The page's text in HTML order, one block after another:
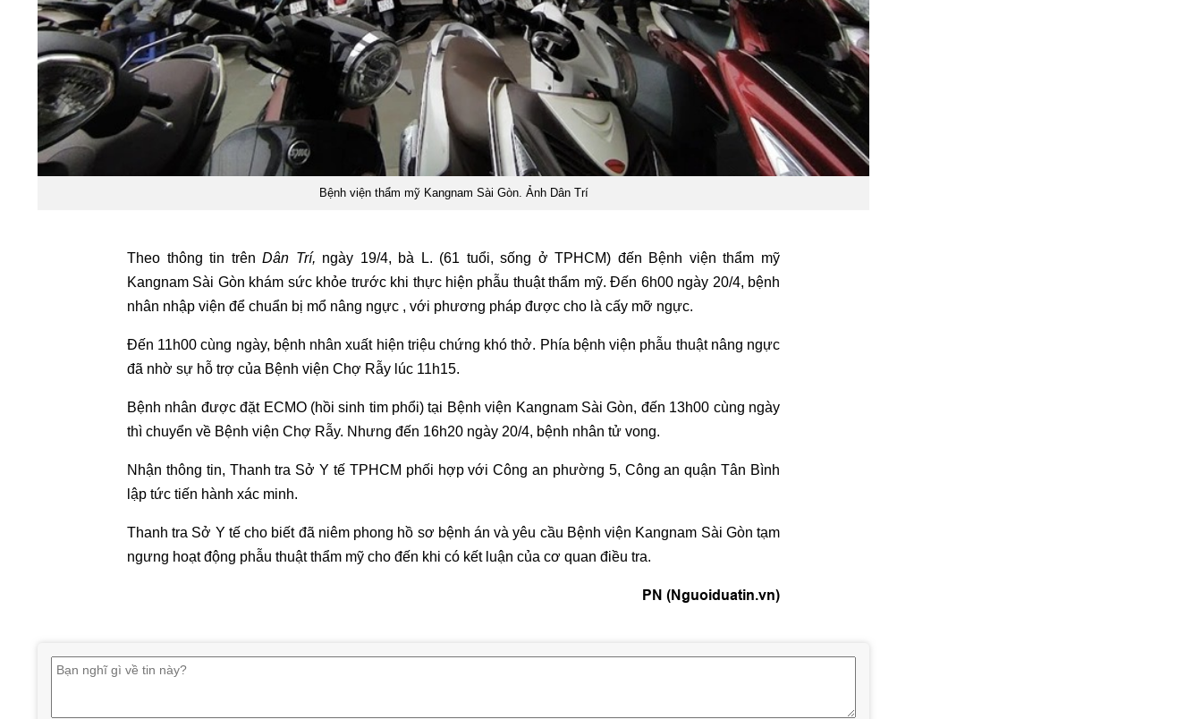
Bệnh viện thẩm mỹ Kangnam Sài Gòn. Ảnh Dân Trí
Theo thông tin trênDân Trí, ngày 19/4, bà L. (61 tuổi, sống ở TPHCM) đến Bệnh viện thẩm mỹ
Kangnam Sài Gòn khám sức khỏe trước khi thực hiện phẫu thuật thẩm mỹ. Đến 6h00 ngày 20/4, bệnh
nhân nhập viện để chuẩn bị mổ nâng ngực , với phương pháp được cho là cấy mỡ ngực.
Đến 11h00 cùng ngày, bệnh nhân xuất hiện triệu chứng khó thở. Phía bệnh viện phẫu thuật nâng ngực
đã nhờ sự hỗ trợ của Bệnh viện Chợ Rẫy lúc 11h15.
Bệnh nhân được đặt ECMO (hồi sinh tim phổi) tại Bệnh viện Kangnam Sài Gòn, đến 13h00 cùng ngày
thì chuyển về Bệnh viện Chợ Rẫy. Nhưng đến 16h20 ngày 20/4, bệnh nhân tử vong.
Nhận thông tin, Thanh tra Sở Y tế TPHCM phối hợp với Công an phường 5, Công an quận Tân Bình
lập tức tiến hành xác minh.
Thanh tra Sở Y tế cho biết đã niêm phong hồ sơ bệnh án và yêu cầu Bệnh viện Kangnam Sài Gòn tạm
ngưng hoạt động phẫu thuật thẩm mỹ cho đến khi có kết luận của cơ quan điều tra.
PN (Nguoiduatin.vn)